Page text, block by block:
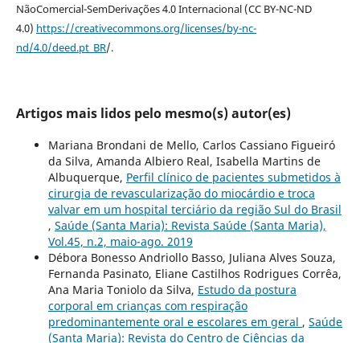
NãoComercial-SemDerivações 4.0 Internacional (CC BY-NC-ND
4.0) https://creativecommons.org/licenses/by-nc-
nd/4.0/deed.pt_BR/.
Artigos mais lidos pelo mesmo(s) autor(es)
Mariana Brondani de Mello, Carlos Cassiano Figueiró
da Silva, Amanda Albiero Real, Isabella Martins de
Albuquerque, Perfil clínico de pacientes submetidos à
cirurgia de revascularização do miocárdio e troca
valvar em um hospital terciário da região Sul do Brasil
, Saúde (Santa Maria): Revista Saúde (Santa Maria),
Vol.45, n.2, maio-ago. 2019
Débora Bonesso Andriollo Basso, Juliana Alves Souza,
Fernanda Pasinato, Eliane Castilhos Rodrigues Corrêa,
Ana Maria Toniolo da Silva, Estudo da postura
corporal em crianças com respiração
predominantemente oral e escolares em geral , Saúde
(Santa Maria): Revista do Centro de Ciências da